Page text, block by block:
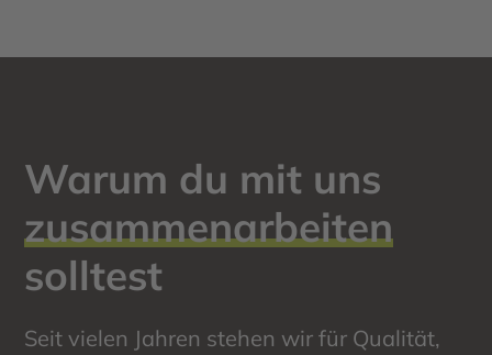
Warum du mit uns
zusammenarbeiten
solltest
Seit vielen Jahren stehen wir für Qualität,